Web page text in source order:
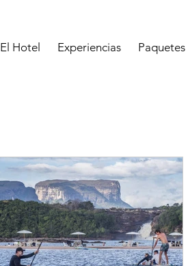
El Hotel Experiencias Paquetes